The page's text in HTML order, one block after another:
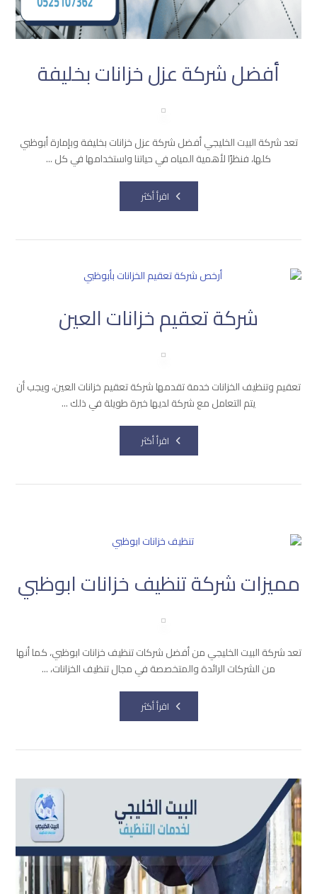
أفضل شركة عزل خزانات بخليفة
تعد شركة البيت الخليجي أفضل شركة عزل خزانات بخليفة وبإمارة أبوظبي
كلها، فنظرًا لأهمية المياه في حياتنا واستخدامها في كل ...
اقرأ أكثر
شركة تعقيم خزانات العين
تعقيم وتنظيف الخزانات خدمة تقدمها شركة تعقيم خزانات العين، ويجب أن
يتم التعامل مع شركة لديها خبرة طويلة في ذلك ...
اقرأ أكثر
مميزات شركة تنظيف خزانات ابوظبي
تعد شركة البيت الخليجي من أفضل شركات تنظيف خزانات ابوظبي، كما أنها
من الشركات الرائدة والمتخصصة في مجال تنظيف الخزانات، ...
اقرأ أكثر